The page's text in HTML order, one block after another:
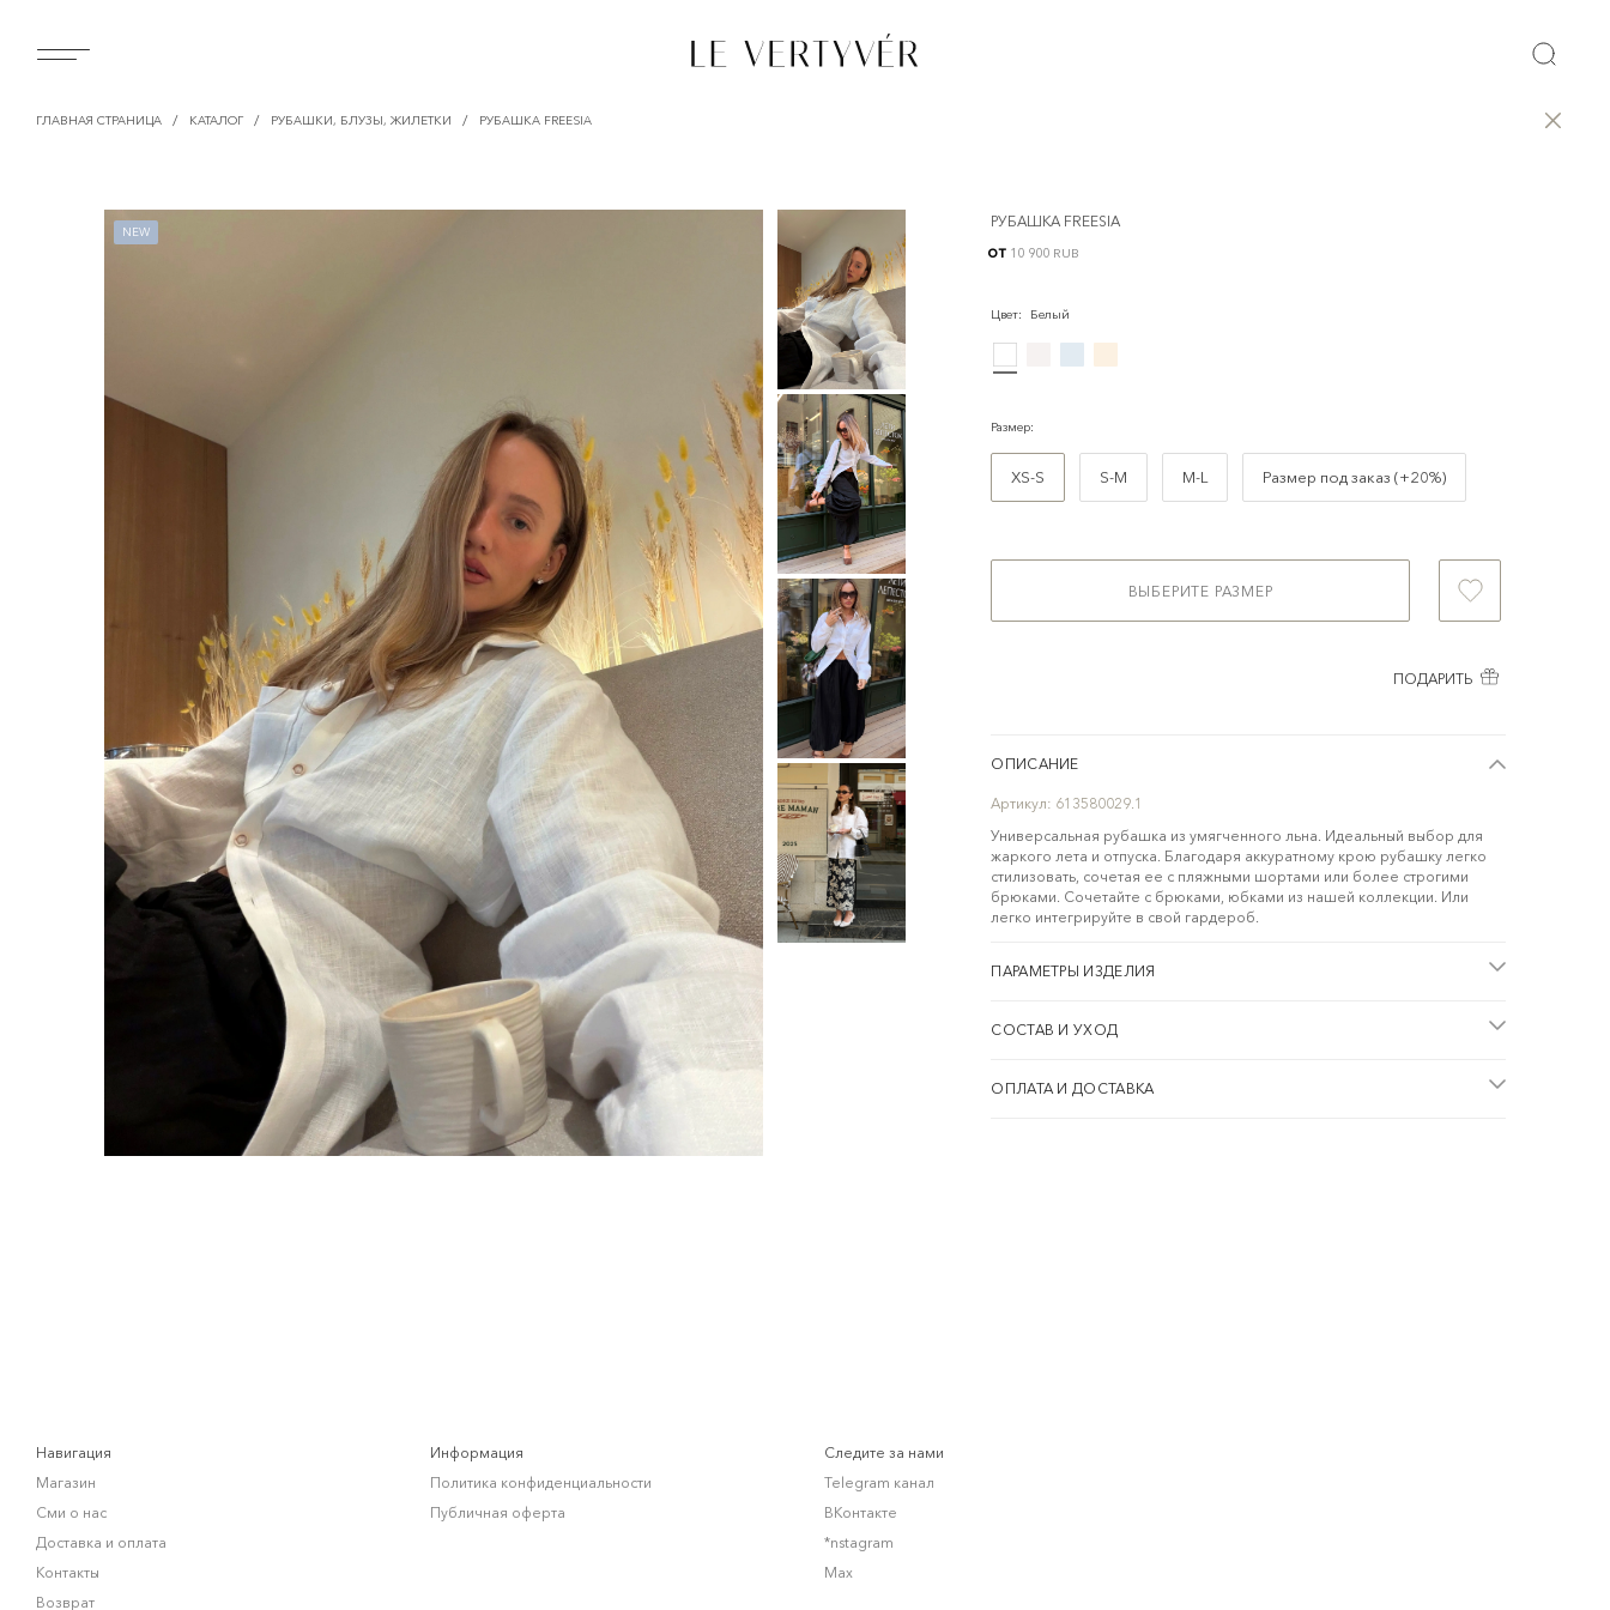
ГЛАВНАЯ СТРАНИЦА / КАТАЛОГ / РУБАШКИ, БЛУЗЫ, ЖИЛЕТКИ / РУБАШКА FREESIA
NEW
РУБАШКА FREESIA
от 10 900 RUB
Цвет: Белый
Размер:
XS-S S-M M-L Размер под заказ (+20%)
ВЫБЕРИТЕ РАЗМЕР
ПОДАРИТЬ
ОПИСАНИЕ
Артикул: 613580029.1
Универсальная рубашка из умягченного льна. Идеальный выбор для
жаркого лета и отпуска. Благодаря аккуратному крою рубашку легко
стилизовать, сочетая ее с пляжными шортами или более строгими
брюками. Сочетайте с брюками, юбками из нашей коллекции. Или
легко интегрируйте в свой гардероб.
ПАРАМЕТРЫ ИЗДЕЛИЯ
СОСТАВ И УХОД
ОПЛАТА И ДОСТАВКА
Навигация
Магазин
Сми о нас
Доставка и оплата
Контакты
Возврат
Информация
Политика конфиденциальности
Публичная оферта
Следите за нами
Telegram канал
ВКонтакте
*nstagram
Max